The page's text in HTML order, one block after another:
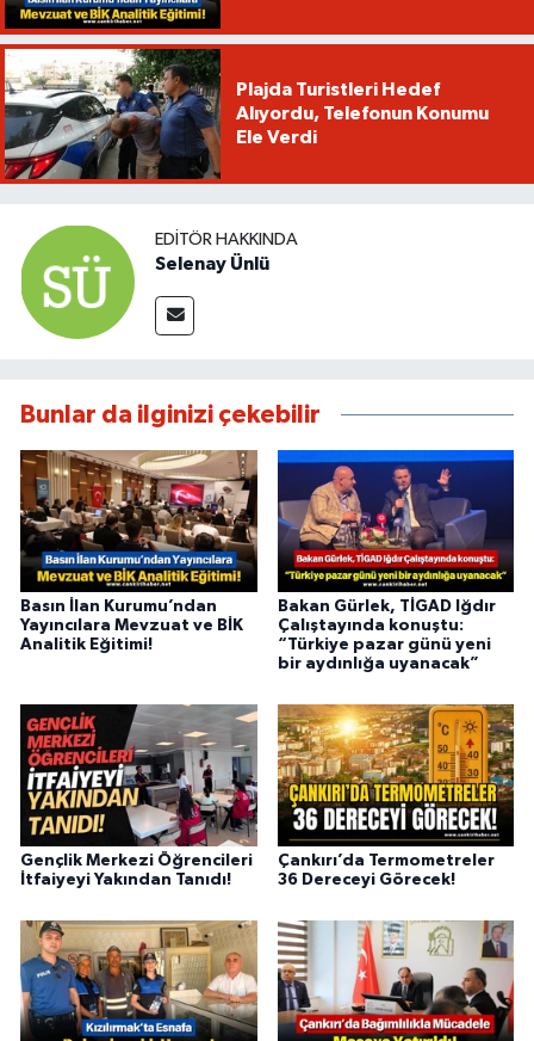
Plajda Turistleri Hedef
Alıyordu, Telefonun Konumu
Ele Verdi
EDITÖR HAKKINDA
Selenay Ünlü
Bunlar da ilginizi çekebilir
Basın İlan Kurumu’ndan
Yayıncılara Mevzuat ve BİK
Analitik Eğitimi!
Bakan Gürlek, TİGAD Iğdır
Çalıştayında konuştu:
“Türkiye pazar günü yeni
bir aydınlığa uyanacak”
Gençlik Merkezi Öğrencileri
İtfaiyeyi Yakından Tanıdı!
Çankırı’da Termometreler
36 Dereceyi Görecek!